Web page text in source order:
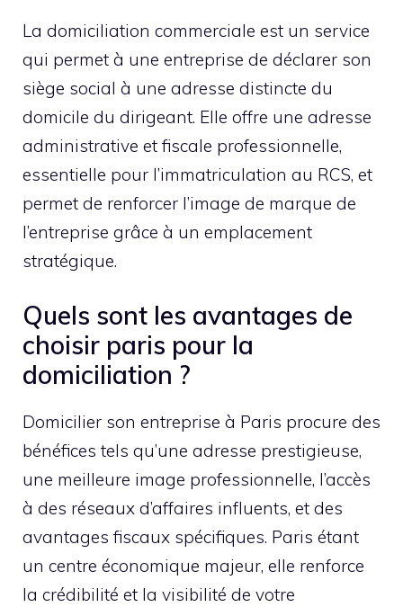
La domiciliation commerciale est un service
qui permet à une entreprise de déclarer son
siège social à une adresse distincte du
domicile du dirigeant. Elle offre une adresse
administrative et fiscale professionnelle,
essentielle pour l’immatriculation au RCS, et
permet de renforcer l’image de marque de
l’entreprise grâce à un emplacement
stratégique.
Quels sont les avantages de
choisir paris pour la
domiciliation ?
Domicilier son entreprise à Paris procure des
bénéfices tels qu’une adresse prestigieuse,
une meilleure image professionnelle, l’accès
à des réseaux d’affaires influents, et des
avantages fiscaux spécifiques. Paris étant
un centre économique majeur, elle renforce
la crédibilité et la visibilité de votre